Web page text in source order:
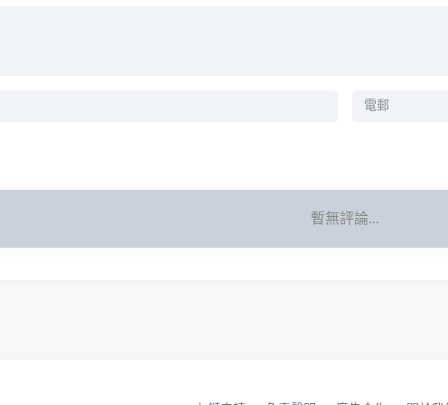
暫無評論...